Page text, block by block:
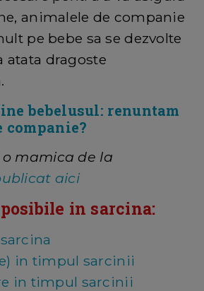
animalele de companie
pe bebe sa se dezvolte
atata dragoste
bebelusul: renuntam
o mamica de la
aici
in sarcina:
in timpul sarcinii
in timpul sarcinii